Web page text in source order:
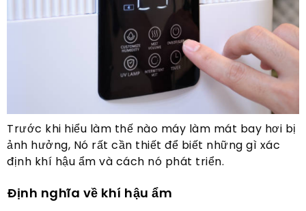
Trước khi hiểu làm thế nào máy làm mát bay hơi bị
ảnh hưởng, Nó rất cần thiết để biết những gì xác
định khí hậu ẩm và cách nó phát triển.
Định nghĩa về khí hậu ẩm